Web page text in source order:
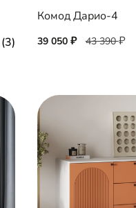
(3)
Комод Дарио-4
39 050 43 390